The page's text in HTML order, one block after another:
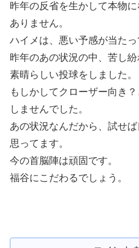
昨年の反省を生かして本物
ありません。
ハイメは、悪い予感が当た
昨年のあの状況の中、苦し
素晴らしい投球をしました。
もしかしてクローザー向き
しませんでした。
あの状況なんだから、試せ
思ってます。
今の首脳陣は頑固です。
福谷にこだわるでしょう。